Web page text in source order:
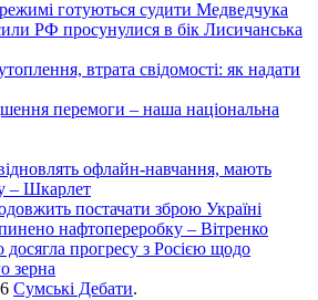
готуються судити Медведчука
РФ просунулися в бік Лисичанська
втрата свідомості: як надати
перемоги – наша національна
офлайн-навчання, мають
– Шкарлет
постачати зброю Україні
нафтопереробку – Вітренко
прогресу з Росією щодо
зерна
Сумські Дебати.